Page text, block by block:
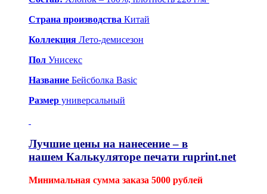
Страна производства Китай
Коллекция Лето-демисезон
Пол Унисекс
Название Бейсболка Basic
Размер универсальный
Лучшие цены на нанесение – в
нашем Калькуляторе печати ruprint.net
Минимальная сумма заказа 5000 рублей